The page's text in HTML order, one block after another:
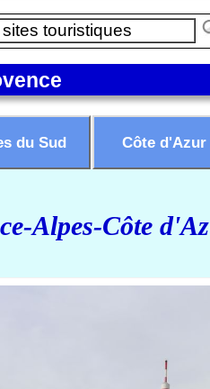
du Sud Côte d'Azur
Alpes-Côte